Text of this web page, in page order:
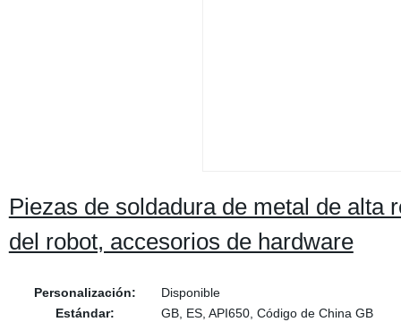
Piezas de soldadura de metal de alta
del robot, accesorios de hardware
Personalización:
Disponible
Estándar:
GB, ES, API650, Código de China GB